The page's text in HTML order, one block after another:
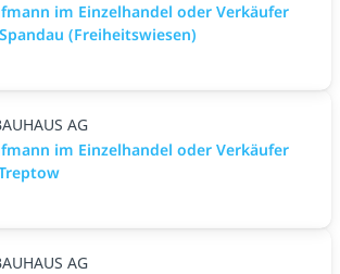
im Einzelhandel oder Verkäufer
(Freiheitswiesen)
AG
im Einzelhandel oder Verkäufer
AG